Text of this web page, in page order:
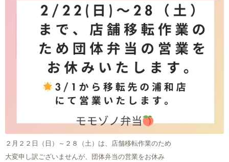
２月２２日（日）～２８（土）は、店舗移転作業のため
大変申し訳ございませんが、団体弁当の営業をお休み